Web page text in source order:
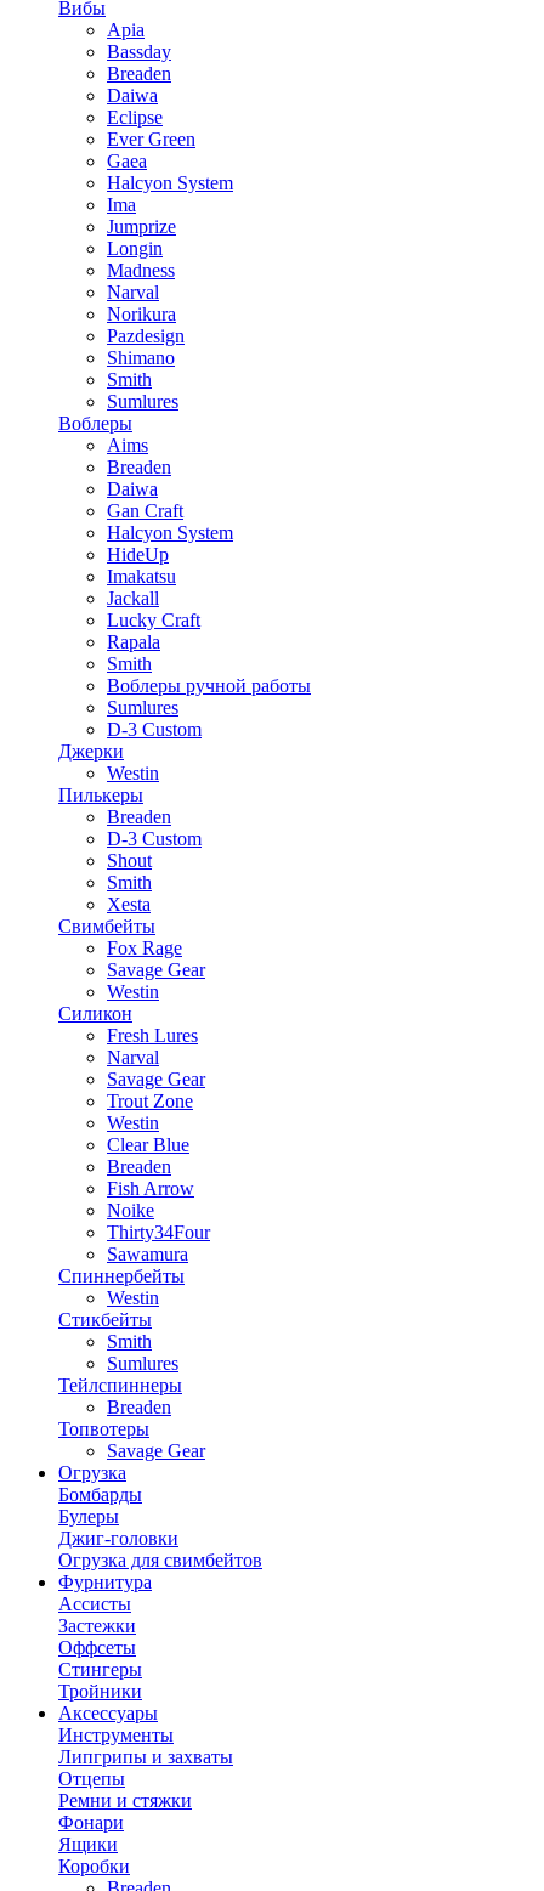
Вибы
Apia
Bassday
Breaden
Daiwa
Eclipse
Ever Green
Gaea
Halcyon System
Ima
Jumprize
Longin
Madness
Narval
Norikura
Pazdesign
Shimano
Smith
Sumlures
Воблеры
Aims
Breaden
Daiwa
Gan Craft
Halcyon System
HideUp
Imakatsu
Jackall
Lucky Craft
Rapala
Smith
Воблеры ручной работы
Sumlures
D-3 Custom
Джерки
Westin
Пилькеры
Breaden
D-3 Custom
Shout
Smith
Xesta
Свимбейты
Fox Rage
Savage Gear
Westin
Силикон
Fresh Lures
Narval
Savage Gear
Trout Zone
Westin
Clear Blue
Breaden
Fish Arrow
Noike
Thirty34Four
Sawamura
Спиннербейты
Westin
Стикбейты
Smith
Sumlures
Тейлспиннеры
Breaden
Топвотеры
Savage Gear
Огрузка
Бомбарды
Булеры
Джиг-головки
Огрузка для свимбейтов
Фурнитура
Ассисты
Застежки
Оффсеты
Стингеры
Тройники
Аксессуары
Инструменты
Липгрипы и захваты
Отцепы
Ремни и стяжки
Фонари
Ящики
Коробки